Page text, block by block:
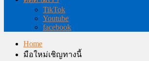
TikTok
Youtube
facebook
Home
มือใหม่เชิญทางนี้